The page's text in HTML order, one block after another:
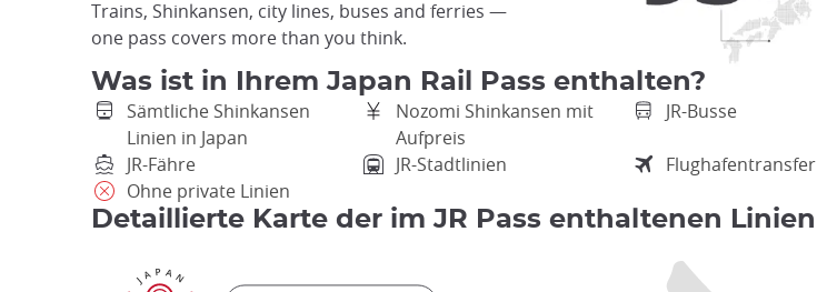
Trains, Shinkansen, city lines, buses and ferries —
one pass covers more than you think.
Was ist in Ihrem Japan Rail Pass enthalten?
Sämtliche Shinkansen
Linien in Japan
Nozomi Shinkansen mit
Aufpreis
JR-Busse
JR-Fähre JR-Stadtlinien
Flughafentransfer
Ohne private Linien
Detaillierte Karte der im JR Pass enthaltenen Linien